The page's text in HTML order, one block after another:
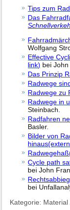
Tips zum
Das
Wolfgang
Effective
link) bei
Das Prinzip
Radwege
Radwege zu
Radwege in
Steinbach.
Radfahren
Basler.
Bilder von
Cycle path
bei John
bei
Kategorie: Material